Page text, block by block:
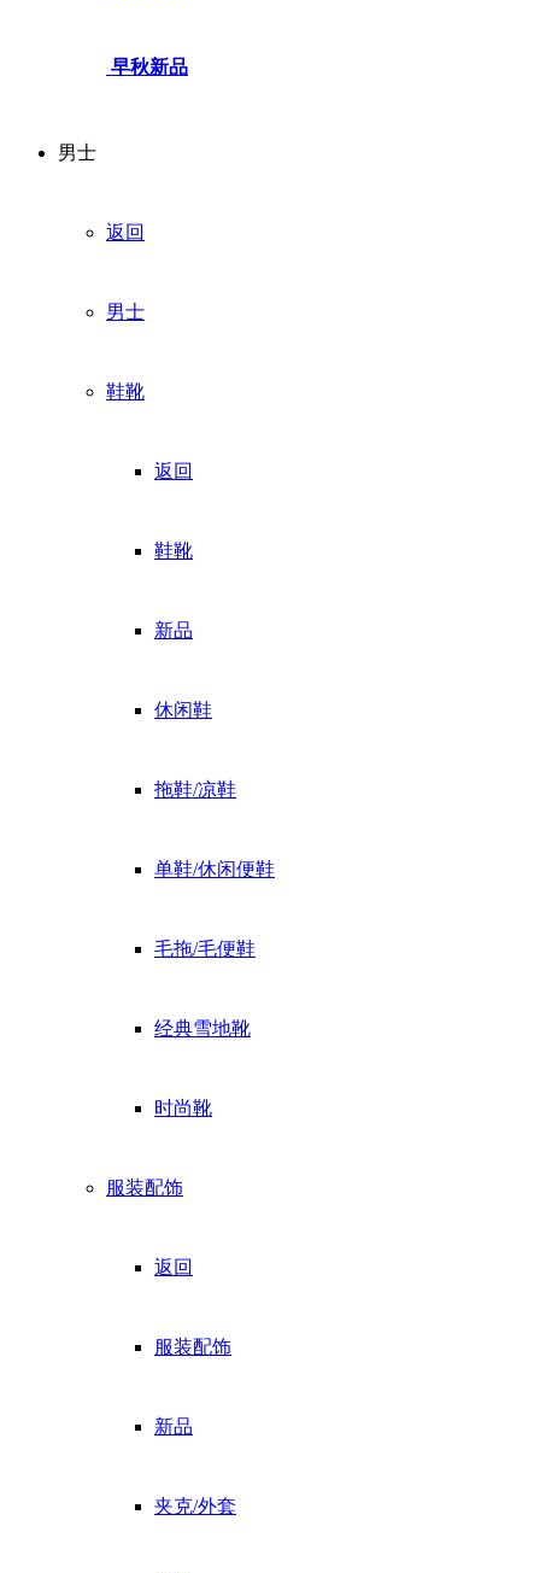
早秋新品
男士
返回
男士
鞋靴
返回
鞋靴
新品
休闲鞋
拖鞋/凉鞋
单鞋/休闲便鞋
毛拖/毛便鞋
经典雪地靴
时尚靴
服装配饰
返回
服装配饰
新品
夹克/外套